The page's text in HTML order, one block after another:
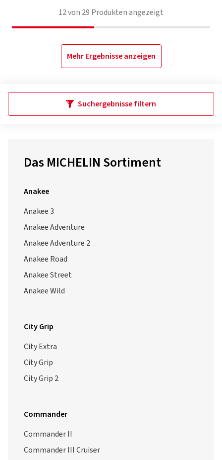
12von 29 Produkten angezeigt
Mehr Ergebnisse anzeigen
Suchergebnisse filtern
Das MICHELIN Sortiment
Anakee
Anakee 3
Anakee Adventure
Anakee Adventure 2
Anakee Road
Anakee Street
Anakee Wild
City Grip
City Extra
City Grip
City Grip 2
Commander
Commander II
Commander III Cruiser